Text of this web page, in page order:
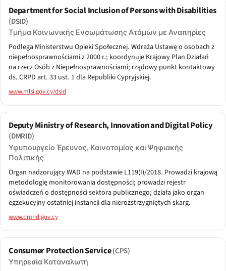
Department for Social Inclusion of Persons with Disabilities
(DSID)
Τμήμα Κοινωνικής Ενσωμάτωσης Ατόμων με Αναπηρίες
Podlega Ministerstwu Opieki Społecznej. Wdraża Ustawę o osobach z
niepełnosprawnościami z 2000 r.; koordynuje Krajowy Plan Działań
na rzecz Osób z Niepełnosprawnościami; rządowy punkt kontaktowy
ds. CRPD art. 33 ust. 1 dla Republiki Cypryjskiej.
www.mlsi.gov.cy/dsid
Deputy Ministry of Research, Innovation and Digital Policy
(DMRID)
Υφυπουργείο Έρευνας, Καινοτομίας και Ψηφιακής
Πολιτικής
Organ nadzorujący WAD na podstawie L119(I)/2018. Prowadzi krajową
metodologię monitorowania dostępności; prowadzi rejestr
oświadczeń o dostępności sektora publicznego; działa jako organ
egzekucyjny ostatniej instancji dla nierozstrzygniętych skarg.
www.dmrid.gov.cy
Consumer Protection Service(CPS)
Υπηρεσία Καταναλωτή